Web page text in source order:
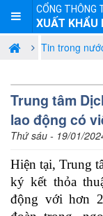
CỔNG THÔNG
XUẤT KHẨU
Tin trong
Trung tâm
lao động có
Thứ sáu - 19/01/
Hiện tại, Trung
ký kết thỏa
động với hơn